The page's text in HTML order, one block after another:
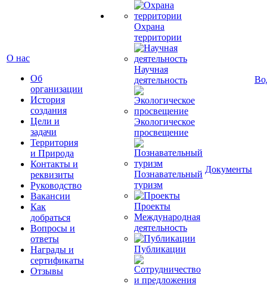
О нас
Об
организации
История
создания
Цели и
задачи
Территория
и Природа
Контакты и
реквизиты
Руководство
Вакансии
Как
добраться
Вопросы и
ответы
Награды и
сертификаты
Отзывы
Охрана
территории
Научная
деятельность
Экологическое
просвещение
Познавательный
туризм
Проекты
Международная
деятельность
Публикации
Документы